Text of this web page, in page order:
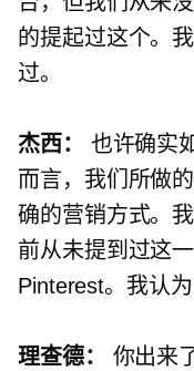
的提起过这个。
过。
杰西：
也许确实
而言，我们所做
确的营销方式。
前从未提到过这
Pinterest。我认为
理查德： 你出来